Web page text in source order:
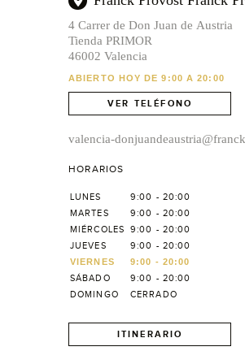
4 Carrer de Don Juan de Austria
Tienda PRIMOR
46002 Valencia
ABIERTO HOY DE 9:00 A 20:00
VER TELÉFONO
valencia-
HORARIOS
LUNES
9:00 - 20:00
MARTES
9:00 - 20:00
MIÉRCOLES
9:00 - 20:00
JUEVES
9:00 - 20:00
VIERNES
9:00 - 20:00
SÁBADO
9:00 - 20:00
DOMINGO
CERRADO
ITINERARIO